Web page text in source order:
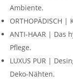
Ambiente.
ORTHOPÄDISCH
ANTI-HAAR | Das
Pflege.
LUXUS PUR |
Deko-Nähten.